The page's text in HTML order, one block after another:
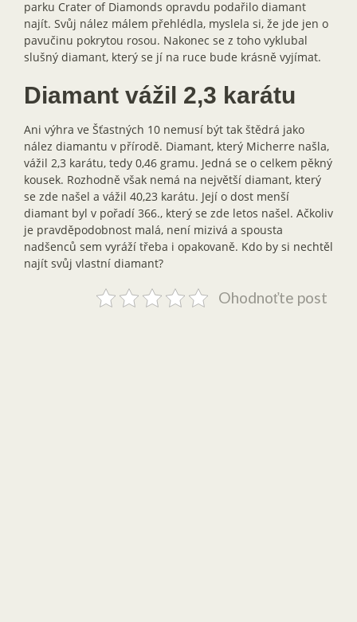
parku Crater of Diamonds opravdu podařilo diamant
najít. Svůj nález málem přehlédla, myslela si, že jde jen o
pavučinu pokrytou rosou. Nakonec se z toho vyklubal
slušný diamant, který se jí na ruce bude krásně vyjímat.
Diamant vážil 2,3 karátu
Ani výhra ve Šťastných 10 nemusí být tak štědrá jako
nález diamantu v přírodě. Diamant, který Micherre našla,
vážil 2,3 karátu, tedy 0,46 gramu. Jedná se o celkem pěkný
kousek. Rozhodně však nemá na největší diamant, který
se zde našel a vážil 40,23 karátu. Její o dost menší
diamant byl v pořadí 366., který se zde letos našel. Ačkoliv
je pravděpodobnost malá, není mizivá a spousta
nadšenců sem vyráží třeba i opakovaně. Kdo by si nechtěl
najít svůj vlastní diamant?
Ohodnoťte post